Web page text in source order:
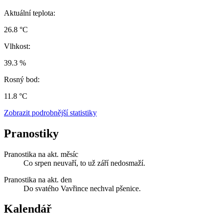
Aktuální teplota:
26.8 °C
Vlhkost:
39.3 %
Rosný bod:
11.8 °C
Zobrazit podrobnější statistiky
Pranostiky
Pranostika na akt. měsíc
Co srpen neuvaří, to už září nedosmaží.
Pranostika na akt. den
Do svatého Vavřince nechval pšenice.
Kalendář